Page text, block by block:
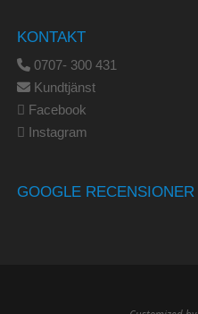
KONTAKT
0707- 300 431
Kundtjänst
Facebook
Instagram
GOOGLE RECENSIONER